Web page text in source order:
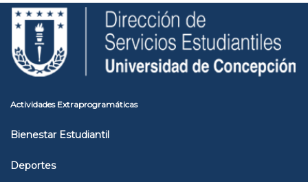
Pasar
contenido
principal
Toggle
high
contrast
Actividades Extraprogramáticas
Bienestar Estudiantil
Deportes